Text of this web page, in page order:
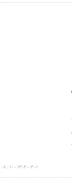
۱۴۰۴-۰۴-۱ - ۱۰ : ۰۸